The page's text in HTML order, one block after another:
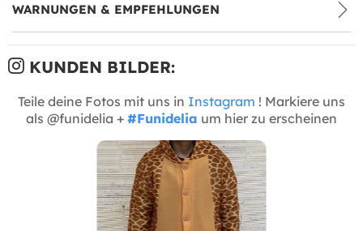
WARNUNGEN & EMPFEHLUNGEN
KUNDEN BILDER:
Teile deine Fotos mit uns in Instagram ! Markiere uns
als @funidelia + #Funidelia um hier zu erscheinen